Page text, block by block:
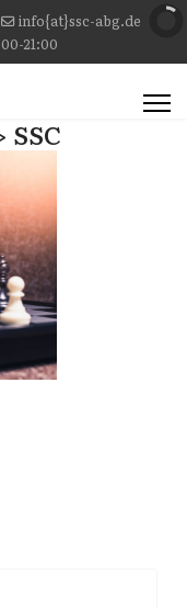
info{at}ssc-abg.de
21:00